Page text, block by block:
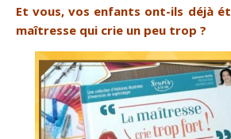
Et vous, vos enfants ont-ils déjà
maîtresse qui crie un peu trop ?